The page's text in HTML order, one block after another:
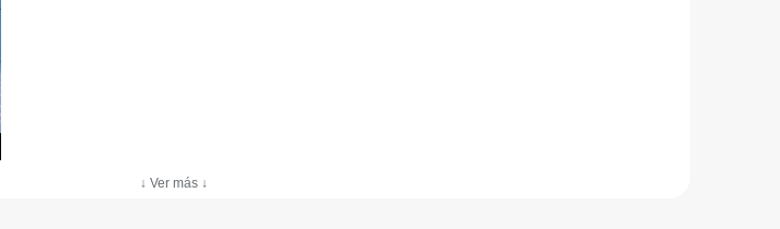
↓ Ver más ↓